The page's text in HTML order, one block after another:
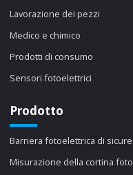
Lavorazione dei pezzi
Medico e chimico
Prodotti di consumo
Sensori fotoelettrici
Prodotto
Barriera fotoelettrica di
Misurazione della cortina